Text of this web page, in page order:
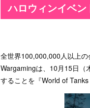
ハロウィンイベン
全世界100,000,000人以上
Wargamingは、10月15日（
することを『World of